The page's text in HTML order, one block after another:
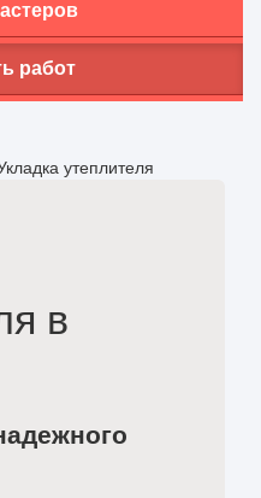
работ
утеплителя
в